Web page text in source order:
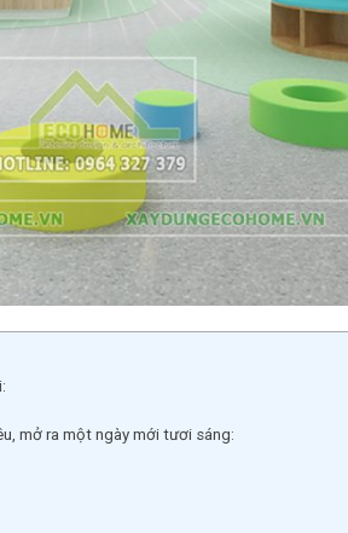
mở ra một ngày mới tươi sáng: